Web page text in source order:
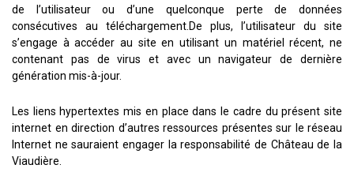
de l’utilisateur ou d’une quelconque perte de données
consécutives au téléchargement.De plus, l’utilisateur du site
s’engage à accéder au site en utilisant un matériel récent, ne
contenant pas de virus et avec un navigateur de dernière
génération mis-à-jour.
Les liens hypertextes mis en place dans le cadre du présent site
internet en direction d’autres ressources présentes sur le réseau
Internet ne sauraient engager la responsabilité de Château de la
Viaudière.